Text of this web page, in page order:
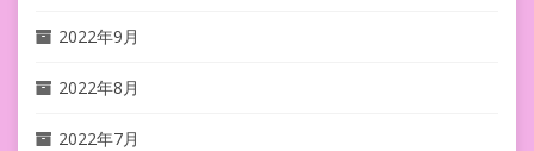
2022年9月
2022年8月
2022年7月